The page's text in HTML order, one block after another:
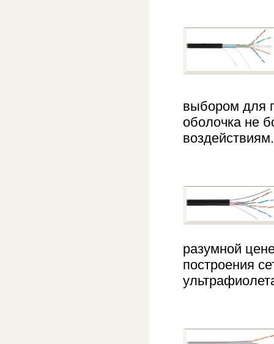
выбором для
оболочка не
воздействиям.
разумной
построения